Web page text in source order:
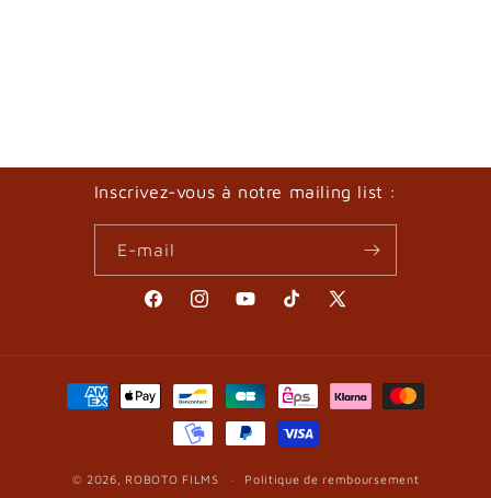
Inscrivez-vous à notre mailing list :
E-mail
FacebookInstagramYouTubeTikTok X
Moyens
© 2026, ROBOTO FILMS Politique de remboursement